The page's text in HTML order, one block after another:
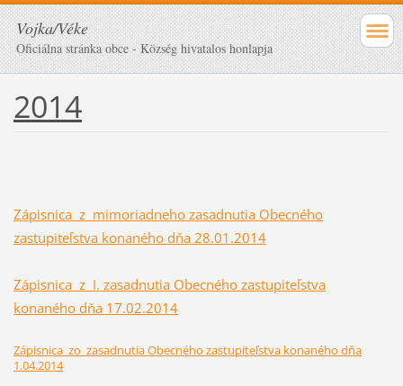
Vojka/Véke
Oficiálna stránka obce - Község hivatalos honlapja
2014
Zápisnica z mimoriadneho zasadnutia Obecného
zastupiteľstva konaného dňa 28.01.2014
Zápisnica z I. zasadnutia Obecného zastupiteľstva
konaného dňa 17.02.2014
Zápisnica zo zasadnutia Obecného zastupiteľstva konaného dňa
1.04.2014